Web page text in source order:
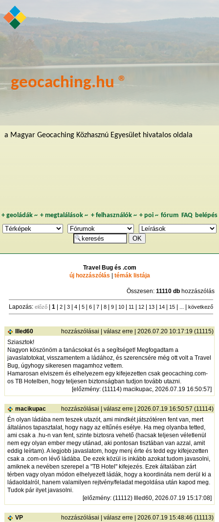
geocaching.hu ®
a Magyar Geocaching Közhasznú Egyesület hivatalos oldala
+ geoládák~ +megtalálások ~ + felhasználók~ + poi~ fórum FAQ belépés
Travel Bug és .com
új hozzászólás
témák listája
Összesen:11110 db hozzászólás
Lapozás:előző |1 2 3 4 5 6 7 8 9 10 11 12 13 14 15 | ... |következő
Illed60 hozzászólásai |válasz erre | 2026.07.20 10:17:19 (11115)
Sziasztok!
Nagyon köszönöm a tanácsokat és a segítséget! Megfogadtam a
javaslatotokat, visszamentem a ládához, és szerencsére még ott volt a Travel
Bug, úgyhogy sikeresen magamhoz vettem.
Hamarosan elviszem és elhelyezem egy kifejezetten csak geocaching.com-
os TB Hotelben, hogy teljesen biztonságban tudjon tovább utazni.
[előzmény: (11114) macikupac, 2026.07.19 16:50:57]
macikupac hozzászólásai |válasz erre | 2026.07.19 16:50:57 (11114)
Én olyan ládába nem teszek utazót, ami mindkét játszótéren fent van, mert
általános tapasztalat, hogy nagy az eltűnés esélye. Ha meg olyanba tetted,
ami csak a .hu-n van fent, szinte biztosra vehető (hacsak teljesen véletlenül
nem egy olyan ember megy utánad, aki pontosan tisztában van azzal, amit
eddig leírtam). A legjobb javaslatom, hogy menj érte és tedd egy kifejezetten
csak a .com-on lévő ládába. De ezek közül is inkább azokat tudom javasolni,
amiknek a nevében szerepel a "TB Hotel" kifejezés. Ezek általában zárt
térben vagy olyan módon elhelyezett ládák, hogy a koordináta nem derül ki a
ládaoldalról, hanem valamilyen rejtvény/feladat megoldása után kapod meg.
Tudok pár ilyet javasolni.
[előzmény: (11112) Illed60, 2026.07.19 15:17:08]
VP hozzászólásai |válasz erre | 2026.07.19 15:48:46 (11113)